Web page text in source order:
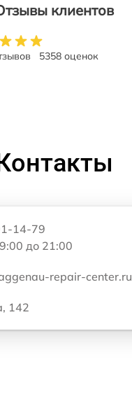
клиентов
5358 оценок
14-79
до 21:00
repair-center.ru
142